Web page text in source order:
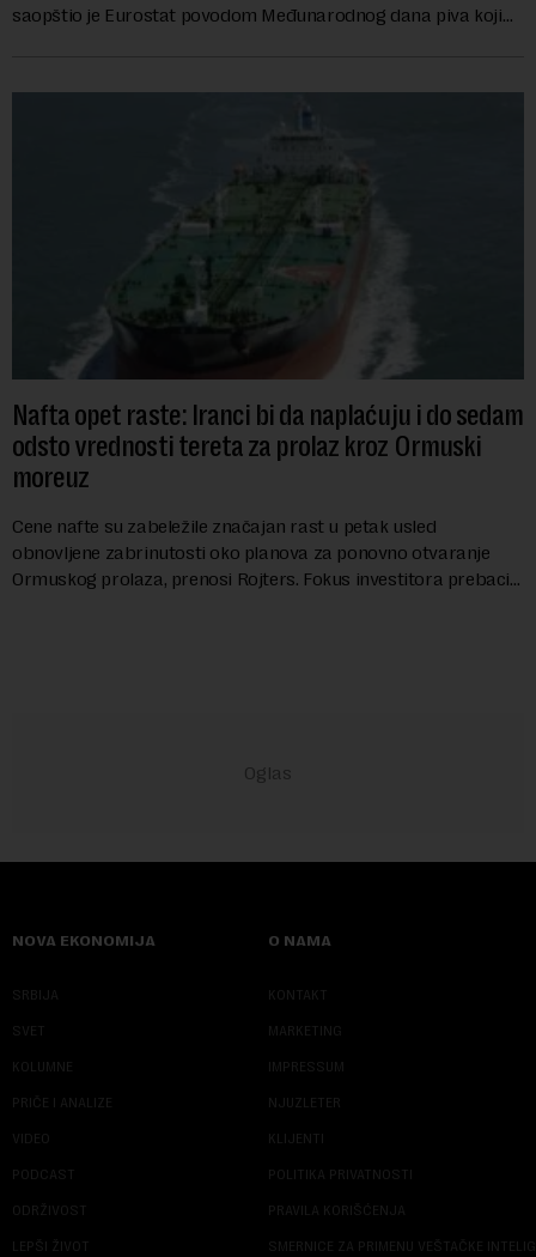
saopštio je Eurostat povodom Međunarodnog dana piva koji
Nafta opet raste: Iranci bi da naplaćuju i do sedam
odsto vrednosti tereta za prolaz kroz Ormuski
moreuz
Cene nafte su zabeležile značajan rast u petak usled
obnovljene zabrinutosti oko planova za ponovno otvaranje
Ormuskog prolaza, prenosi Rojters. Fokus investitora prebacio
NOVA EKONOMIJA
SRBIJA
SVET
KOLUMNE
PRIČE I ANALIZE
VIDEO
PODCAST
ODRŽIVOST
LEPŠI ŽIVOT
O NAMA
KONTAKT
MARKETING
IMPRESSUM
NJUZLETER
KLIJENTI
POLITIKA PRIVATNOSTI
PRAVILA KORIŠĆENJA
SMERNICE ZA PRIMENU VEŠTAČKE